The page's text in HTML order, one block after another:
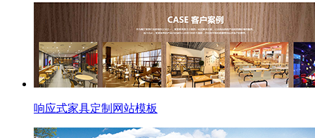
响应式家具定制网站模板